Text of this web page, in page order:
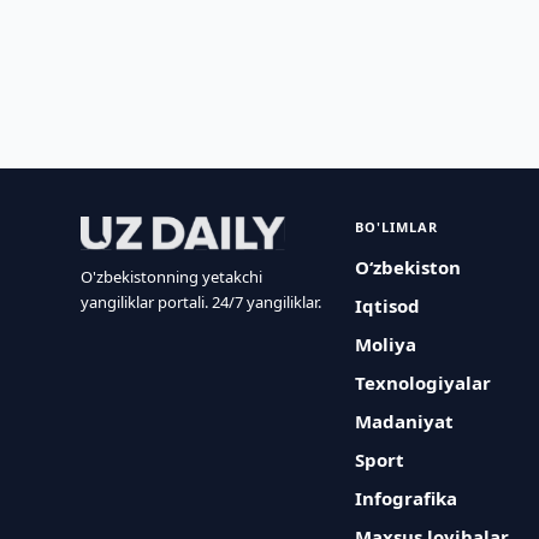
O'zbekistonning yetakchi
yangiliklar portali. 24/7 yangiliklar.
BO'LIMLAR
O‘zbekiston
Iqtisod
Moliya
Texnologiyalar
Madaniyat
Sport
Infografika